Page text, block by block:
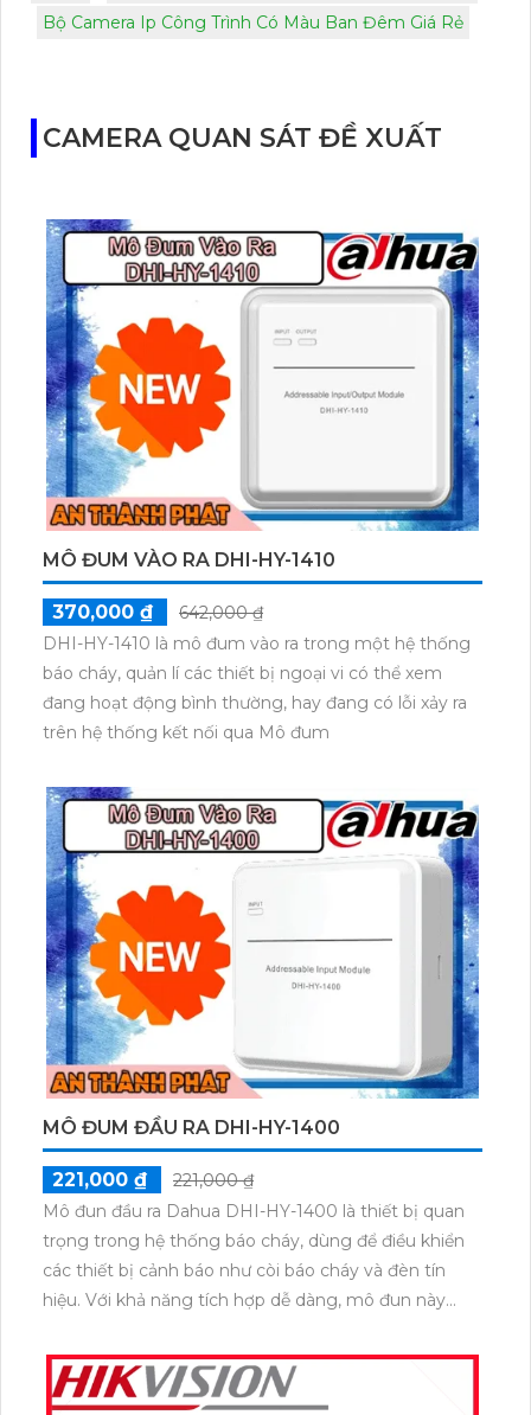
Bộ Camera Ip Công Trình Có Màu Ban Đêm Giá Rẻ
CAMERA QUAN SÁT ĐỀ XUẤT
MÔ ĐUM VÀO RA DHI-HY-1410
370,000 ₫
642,000 ₫
DHI-HY-1410 là mô đum vào ra trong một hệ thống
báo cháy, quản lí các thiết bị ngoại vi có thể xem
đang hoạt động bình thường, hay đang có lỗi xảy ra
trên hệ thống kết nối qua Mô đum
MÔ ĐUM ĐẦU RA DHI-HY-1400
221,000 ₫
221,000 ₫
Mô đun đầu ra Dahua DHI-HY-1400 là thiết bị quan
trọng trong hệ thống báo cháy, dùng để điều khiển
các thiết bị cảnh báo như còi báo cháy và đèn tín
hiệu. Với khả năng tích hợp dễ dàng, mô đun này
an toàn cho mọi công trình.